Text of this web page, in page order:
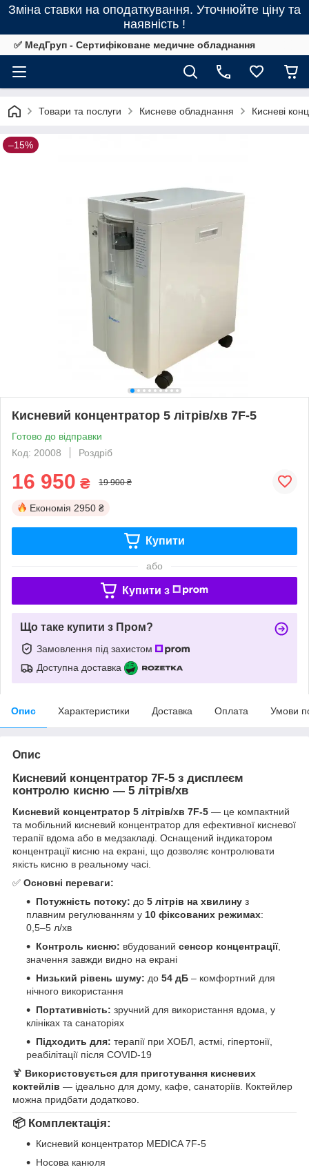
Зміна ставки на оподаткування. Уточнюйте ціну та
наявність !
✅ МедГруп - Сертифіковане медичне обладнання
Товари та послуги Кисневе обладнання Кисневі
–15%
Кисневий концентратор 5 літрів/хв 7F-5
Готово до відправки
Код: 20008
Роздріб
16 950 ₴ 19 900 ₴
Економія 2950 ₴
Купити
або
Купити з
Що таке купити з Пром?
Замовлення під захистом
Доступна доставка
Опис Характеристики Доставка Оплата Умови
Опис
Кисневий концентратор 7F-5 з дисплеєм
контролю кисню — 5 літрів/хв
Кисневий концентратор 5 літрів/хв 7F-5 — це компактний
та мобільний кисневий концентратор для ефективної кисневої
терапії вдома або в медзакладі. Оснащений індикатором
концентрації кисню на екрані, що дозволяє контролювати
якість кисню в реальному часі.
✅ Основні переваги:
Потужність потоку: до 5 літрів на хвилину з
плавним регулюванням у 10 фіксованих режимах:
0,5–5 л/хв
Контроль кисню: вбудований сенсор концентрації,
значення завжди видно на екрані
Низький рівень шуму: до 54 дБ – комфортний для
нічного використання
Портативність: зручний для використання вдома, у
клініках та санаторіях
Підходить для: терапії при ХОБЛ, астмі, гіпертонії,
реабілітації після COVID-19
🍹 Використовується для приготування кисневих
коктейлів — ідеально для дому, кафе, санаторіїв. Коктейлер
можна придбати додатково.
📦 Комплектація:
Кисневий концентратор MEDICA 7F-5
Носова канюля